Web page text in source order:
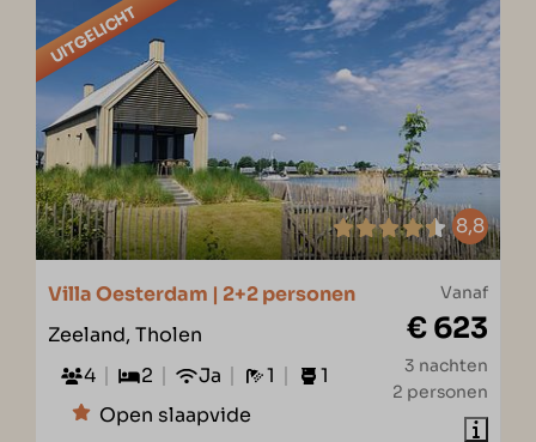
UITGELICHT
8,8
Vanaf
€ 623
3 nachten
2 personen
Villa Oesterdam | 2+2 personen
Zeeland, Tholen
4
2 Ja 1
1
Open slaapvide